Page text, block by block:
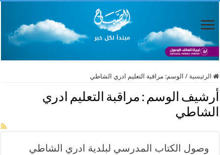
الرئيسية / الوسم: مراقبة التعليم ادري الشاطي
أرشيف الوسم : مراقبة التعليم ادري
الشاطي
وصول الكتاب المدرسي لبلدية ادري الشاطي